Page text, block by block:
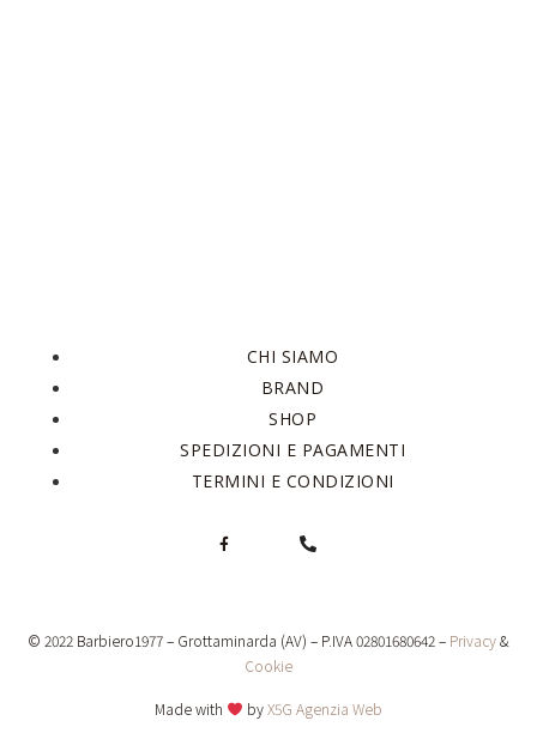
CHI SIAMO
BRAND
SHOP
SPEDIZIONI E PAGAMENTI
TERMINI E CONDIZIONI
© 2022 Barbiero1977 – Grottaminarda (AV) – P.IVA 02801680642 – Privacy&
Cookie
Made with byX5G Agenzia Web